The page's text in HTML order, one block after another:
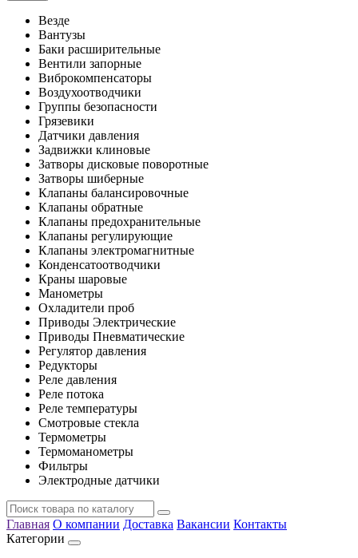
Везде
Вантузы
Баки расширительные
Вентили запорные
Виброкомпенсаторы
Воздухоотводчики
Группы безопасности
Грязевики
Датчики давления
Задвижки клиновые
Затворы дисковые поворотные
Затворы шиберные
Клапаны балансировочные
Клапаны обратные
Клапаны предохранительные
Клапаны регулирующие
Клапаны электромагнитные
Конденсатоотводчики
Краны шаровые
Манометры
Охладители проб
Приводы Электрические
Приводы Пневматические
Регулятор давления
Редукторы
Реле давления
Реле потока
Реле температуры
Смотровые стекла
Термометры
Термоманометры
Фильтры
Электродные датчики
Главная О компании Доставка Вакансии Контакты
Категории